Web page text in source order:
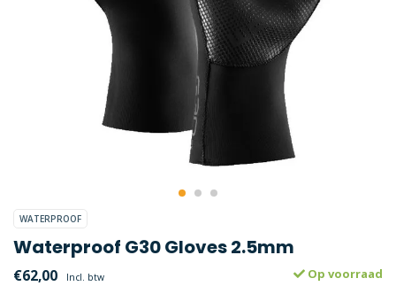
WATERPROOF
Waterproof G30 Gloves 2.5mm
€62,00 Incl. btw Op voorraad